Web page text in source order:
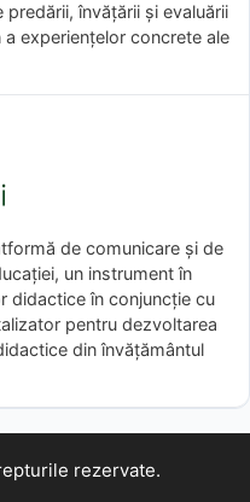
învăţării şi evaluării
experienţelor concrete ale
de comunicare și de
un instrument în
didactice în conjuncție cu
pentru dezvoltarea
din învățământul
rezervate.